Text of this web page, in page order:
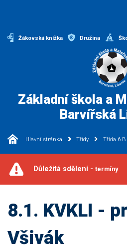
Žákovská knížka Družina
Základní škola a
Barvířská
Hlavní stránka Třídy Třída 6.B
Důležitá sdělení - termíny
8.1. KVKLI -
Všivák